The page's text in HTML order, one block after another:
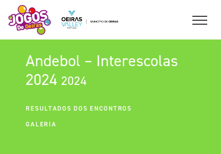
Andebol – Interescolas
2024 2024
RESULTADOS DOS ENCONTROS
GALERIA